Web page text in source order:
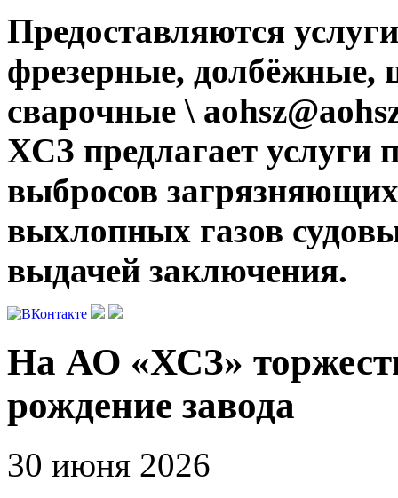
Предоставляются
фрезерные, долбёжные,
сварочные \
ХСЗ предлагает услуги
выбросов
выхлопных газов
выдачей заключения.
На АО «ХСЗ»
рождение завода
30 июня 2026